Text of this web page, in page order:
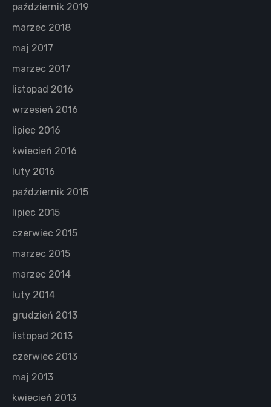
październik 2019
marzec 2018
maj 2017
marzec 2017
listopad 2016
wrzesień 2016
lipiec 2016
kwiecień 2016
luty 2016
październik 2015
lipiec 2015
czerwiec 2015
marzec 2015
marzec 2014
luty 2014
grudzień 2013
listopad 2013
czerwiec 2013
maj 2013
kwiecień 2013